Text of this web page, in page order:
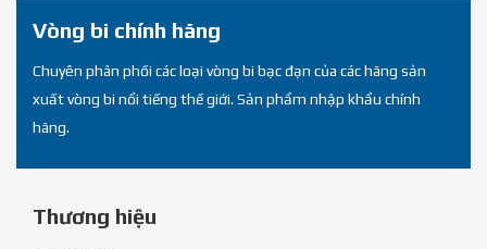
Vòng bi chính hãng
Chuyên phân phối các loại vòng bi bạc đạn của các hãng sản
xuất vòng bi nổi tiếng thế giới. Sản phẩm nhập khẩu chính
hãng.
Thương hiệu